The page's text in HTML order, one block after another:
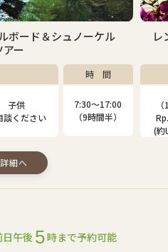
ーブ＆シュノーケルツ
ー
4~12 歳）
時 間
7:30〜17:00
（9時間半）
詳細へ
(約
日午後 5時まで予約可能